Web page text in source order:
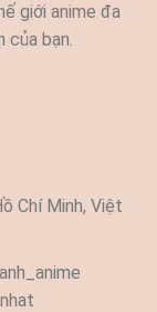
giới anime đa
của bạn.
Chí Minh, Việt